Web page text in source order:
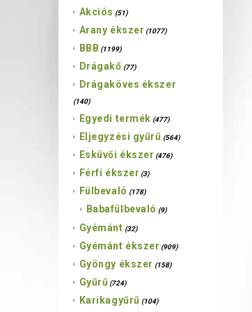
Akciós (51)
Arany ékszer (1077)
BBB (1199)
Drágakő (77)
Drágaköves ékszer
(140)
Egyedi termék (477)
Eljegyzési gyűrű (564)
Esküvői ékszer (476)
Férfi ékszer (3)
Fülbevaló (178)
Babafülbevaló (9)
Gyémánt (32)
Gyémánt ékszer (909)
Gyöngy ékszer (158)
Gyűrű (724)
Karikagyűrű (104)